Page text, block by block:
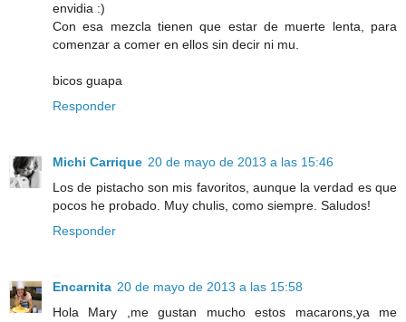
envidia :)
Con esa mezcla tienen que estar de muerte lenta, para
comenzar a comer en ellos sin decir ni mu.
bicos guapa
Responder
Michi Carrique 20 de mayo de 2013 a las 15:46
Los de pistacho son mis favoritos, aunque la verdad es que
pocos he probado. Muy chulis, como siempre. Saludos!
Responder
Encarnita 20 de mayo de 2013 a las 15:58
Hola Mary ,me gustan mucho estos macarons,ya me